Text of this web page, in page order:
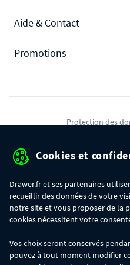
Aide & Contact
Promotions
Protection des
Gérer
commande :
- 30€ sur votre commande dès 300€
Cookies et
Drawer.fr et ses partenaires
recueillir des données de votre
notre site et vous proposer de la
cookies nécessitent votre
Vos choix seront conservés
pouvez à tout moment modifier